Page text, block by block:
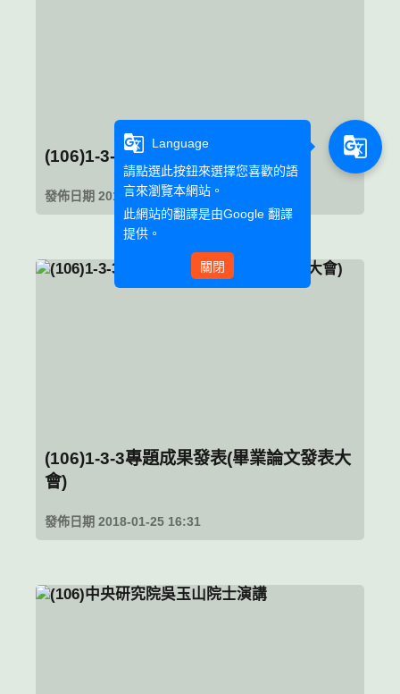
(106)1-3-3經典閱讀
發佈日期 2018-01-26 08:47
(106)1-3-3專題成果發表(畢業論文發表大
會)
發佈日期 2018-01-25 16:31
g_translate
Language
請點選此按鈕來選擇您喜歡的語
言來瀏覽本網站。
此網站的翻譯是由Google 翻譯
提供。
關閉
g_translate